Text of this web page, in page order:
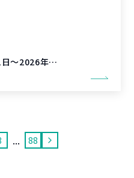
30日or2026年10月31日
... 88